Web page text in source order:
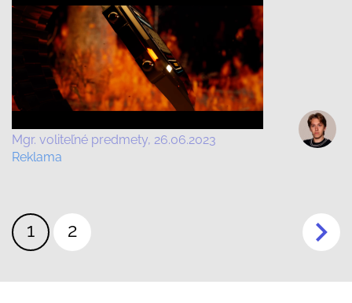
Mgr. voliteľné predmety 26.06.2023
Reklama
Pagination
Aktuálna
1 Page
2